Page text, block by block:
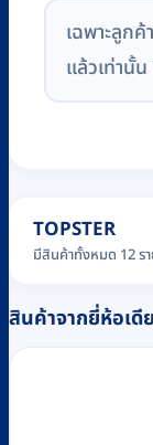
เฉพาะลูก
แล้วเท่านั้
TOPSTER
มีสินค้าทั้งหมด 12 ร
สินค้าจากยี่ห้อเดี